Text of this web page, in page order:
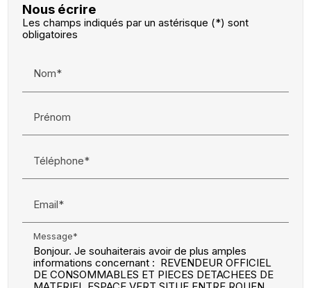
Nous écrire
Les champs indiqués par un astérisque (*) sont
obligatoires
Nom*
Prénom
Téléphone*
Email*
Message*